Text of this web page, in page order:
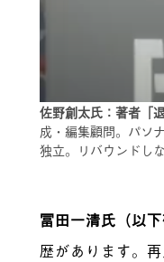
佐野創太氏：著者「
成・編集顧問。パソ
独立。リバウンドし
冨田一清氏（以下
歴があります。